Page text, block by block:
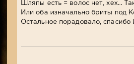
Шляпы есть = волос нет, хех...
Или оба изначально бриты под
Остальное порадовало, спасибо